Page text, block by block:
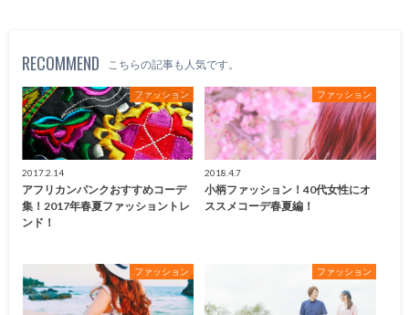
RECOMMEND こちらの記事も人気です。
ファッション
2017.2.14
アフリカンパンクおすすめコーデ
集！2017年春夏ファッショントレ
ンド！
ファッション
2018.4.7
小柄ファッション！40代女性にオ
ススメコーデ春夏編！
ファッション ファッション